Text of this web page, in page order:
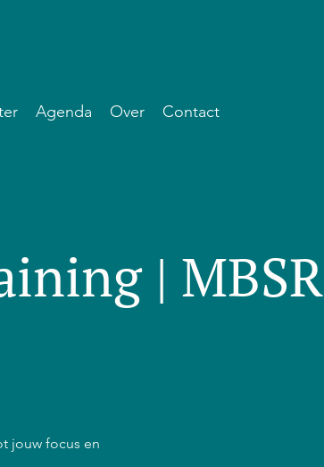
Agenda Over Contact
| MBSR
jouw focus en